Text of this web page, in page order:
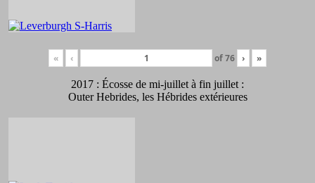
« ‹ of76 › »
2017 : Écosse de mi-juillet à fin juillet :
Outer Hebrides, les Hébrides extérieures